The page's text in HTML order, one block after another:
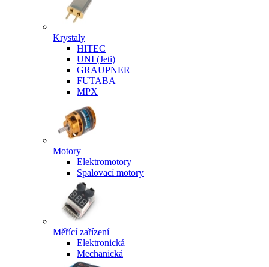
Krystaly
HITEC
UNI (Jeti)
GRAUPNER
FUTABA
MPX
Motory
Elektromotory
Spalovací motory
Měřící zařízení
Elektronická
Mechanická